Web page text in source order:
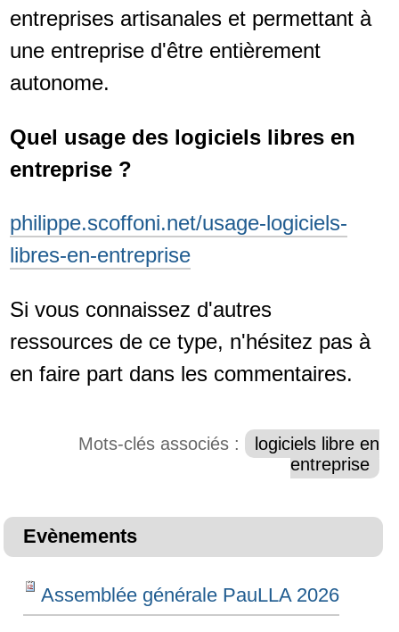
entreprises artisanales et permettant à
une entreprise d'être entièrement
autonome.
Quel usage des logiciels libres en
entreprise ?
philippe.scoffoni.net/usage-logiciels-
libres-en-entreprise
Si vous connaissez d'autres
ressources de ce type, n'hésitez pas à
en faire part dans les commentaires.
Mots-clés associés :
logiciels libre en
entreprise
Evènements
Assemblée générale PauLLA 2026